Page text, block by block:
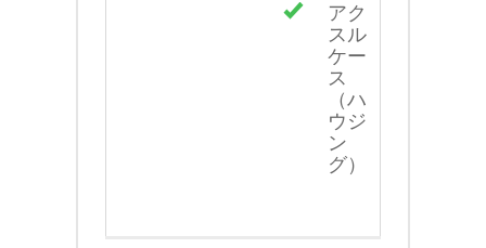
アク
スル
ケー
ス
（ハ
ウジ
ン
グ）